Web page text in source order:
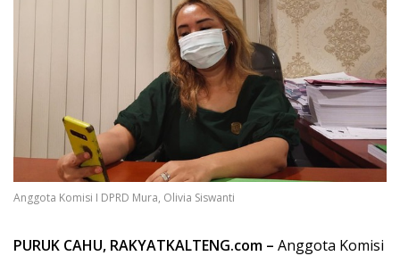
Anggota Komisi I DPRD Mura, Olivia Siswanti
PURUK CAHU, RAKYATKALTENG.com – Anggota Komisi